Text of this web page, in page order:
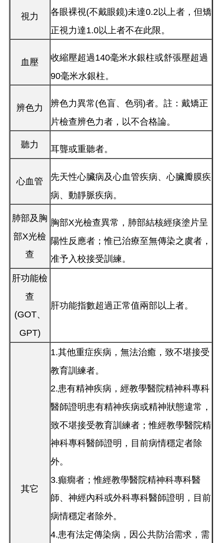
視力
各眼裸視(不戴眼鏡)未達0.2以上者，但矯
正視力達1.0以上者不在此限。
血壓
收縮壓超過140毫米水銀柱或舒張壓超過
90毫米水銀柱。
辨色力
辨色力異常(色盲、色弱)者。註：戴矯正
片檢查辨色力者，以不合格論。
聽力 耳聾或重聽者。
心血管
先天性心臟病及心血管疾病、心臟瓣膜疾
病、動靜脈疾病。
肺部及胸
部X光檢
查
胸部X光檢查異常，肺部結核經痰塗片呈
陽性反應者；惟已治療至無傳染之虞者，
准予入校接受訓練。
肝功能檢
查
(GOT、
GPT)
肝功能指數超過正常值兩部以上者。
其它
1.其他重症疾病，無法治癒，致不堪接受
教育訓練者。
2.患有精神疾病，經教學醫院精神科專科
醫師證明患有精神疾病或精神狀態違常，
致不堪接受教育訓練者；惟經教學醫院精
神科專科醫師證明，目前病情穩定者除
外。
3.癲癇者；惟經教學醫院精神科專科醫
師、神經內科或外科專科醫師證明，目前
病情穩定者除外。
4.患有法定傳染病，因公共防治需求，需